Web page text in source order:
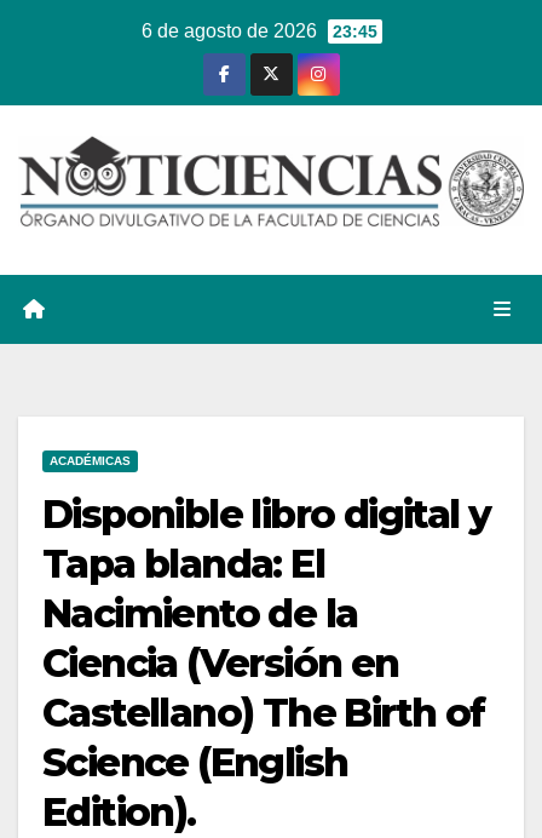
6 de agosto de 2026 23:45
ACADÉMICAS
Disponible libro digital y
Tapa blanda: El
Nacimiento de la
Ciencia (Versión en
Castellano) The Birth of
Science (English
Edition).